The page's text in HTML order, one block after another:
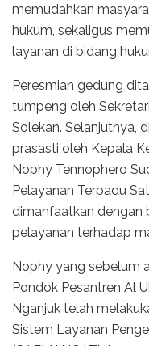
memudahkan
hukum, sekaligus
layanan di bidang
Peresmian gedung
tumpeng oleh
Solekan. Selanjutnya,
prasasti oleh Kepala
Nophy Tennophero
Pelayanan Terpadu
dimanfaatkan dengan
pelayanan terhadap
Nophy yang sebelum
Pondok Pesantren Al
Nganjuk telah
Sistem Layanan